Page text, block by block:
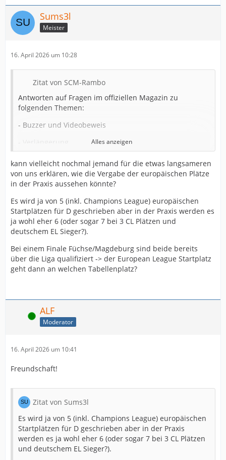
Sums3l
Meister
16. April 2026 um 10:28
Zitat von SCM-Rambo
Antworten auf Fragen im offiziellen Magazin zu
folgenden Themen:
- Buzzer und Videobeweis
- Spiel um Platz 3
- Europapokalqualifikation
Alles anzeigen
kann vielleicht nochmal jemand für die etwas langsameren
von uns erklären, wie die Vergabe der europäischen Plätze
in der Praxis aussehen könnte?
Es wird ja von 5 (inkl. Champions League) europäischen
Startplätzen für D geschrieben aber in der Praxis werden es
ja wohl eher 6 (oder sogar 7 bei 3 CL Plätzen und
deutschem EL Sieger?).
Bei einem Finale Füchse/Magdeburg sind beide bereits
über die Liga qualifiziert -> der European League Startplatz
geht dann an welchen Tabellenplatz?
Online ALF
Moderator
16. April 2026 um 10:41
Freundschaft!
Zitat von Sums3l
Es wird ja von 5 (inkl. Champions League) europäischen
Startplätzen für D geschrieben aber in der Praxis
werden es ja wohl eher 6 (oder sogar 7 bei 3 CL Plätzen
und deutschem EL Sieger?).